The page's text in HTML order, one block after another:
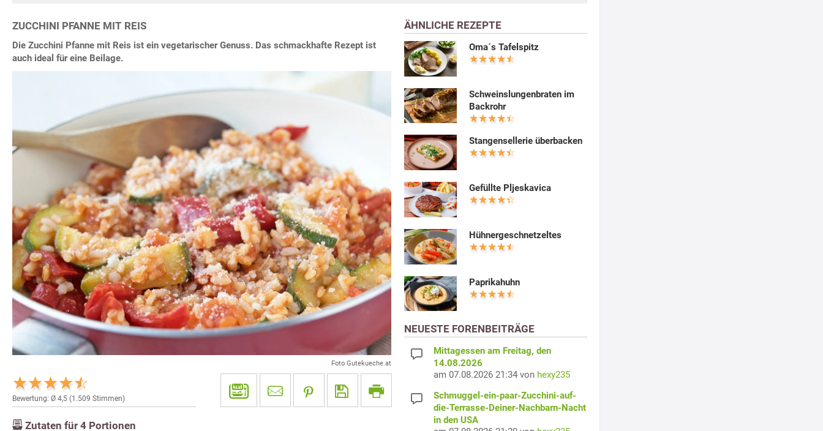
ZUCCHINI PFANNE MIT REIS
Die Zucchini Pfanne mit Reis ist ein vegetarischer Genuss. Das schmackhafte Rezept ist
auch ideal für eine Beilage.
Foto Gutekueche.at
Bewertung: Ø 4,5 (1.509 Stimmen)
Zutaten für 4 Portionen
ÄHNLICHE REZEPTE
Oma´s Tafelspitz
Schweinslungenbraten im
Backrohr
Stangensellerie überbacken
Gefüllte Pljeskavica
Hühnergeschnetzeltes
Paprikahuhn
NEUESTE FORENBEITRÄGE
Mittagessen am Freitag, den
14.08.2026
am 07.08.2026 21:34 von hexy235
Schmuggel-ein-paar-Zucchini-auf-
die-Terrasse-Deiner-Nachbarn-Nacht
in den USA